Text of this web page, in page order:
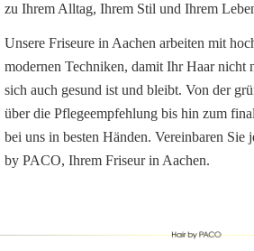
zu Ihrem Alltag, Ihrem Stil und Ihrem
Unsere Friseure in Aachen arbeiten mit
modernen Techniken, damit Ihr Haar nicht
sich auch gesund ist und bleibt. Von der
über die Pflegeempfehlung bis hin zum
bei uns in besten Händen. Vereinbaren
by PACO, Ihrem Friseur in Aachen.